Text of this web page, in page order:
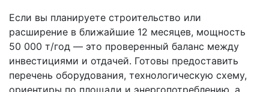
Если вы планируете строительство или
расширение в ближайшие 12 месяцев, мощность
50 000 т/год — это проверенный баланс между
инвестициями и отдачей. Готовы предоставить
перечень оборудования, технологическую схему,
ориентиры по площади и энергопотреблению, а